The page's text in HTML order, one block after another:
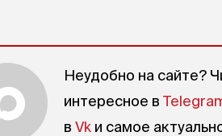
Неудобно на сайте?
интересное в
в Vk и самое